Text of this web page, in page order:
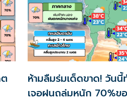
ห้ามลืมร่มเด็ดขาด! วัน
เจอฝนถล่มหนัก 70%